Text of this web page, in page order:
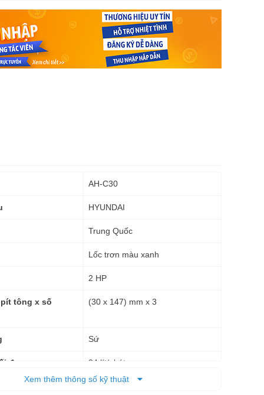
AH-C30
HYUNDAI
Trung Quốc
Lốc trơn màu xanh
2 HP
tông x số
(30 x 147) mm x 3
Sứ
đa 34 lít/phút
35 kgf/cm2
Xem thêm thông số kỹ thuật